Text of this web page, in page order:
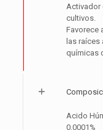
cultivos.
Favorece
las raíces
químicas
Acido
0.0001%